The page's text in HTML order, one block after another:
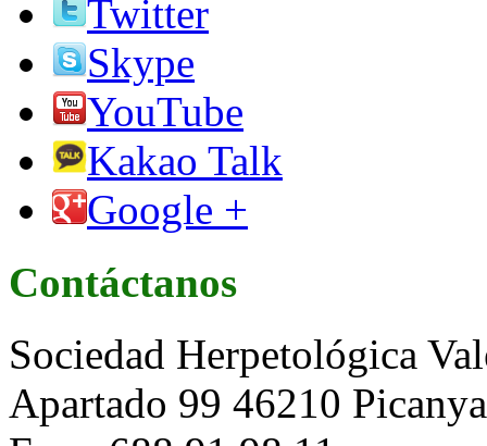
Twitter
Skype
YouTube
Kakao Talk
Google +
Contáctanos
Sociedad Herpetológica
Apartado 99 46210